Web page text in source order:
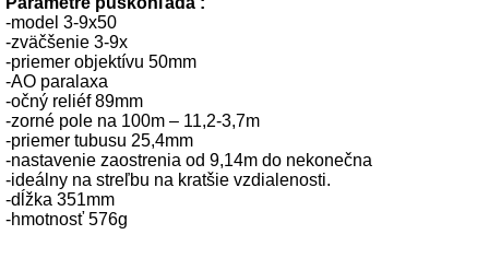
-model 3-9x50
-zväčšenie 3-9x
-priemer objektívu 50mm
-AO paralaxa
-očný reliéf 89mm
-zorné pole na 100m – 11,2-3,7m
-priemer tubusu 25,4mm
-nastavenie zaostrenia od 9,14m do nekonečna
-ideálny na streľbu na kratšie vzdialenosti.
-dĺžka 351mm
-hmotnosť 576g